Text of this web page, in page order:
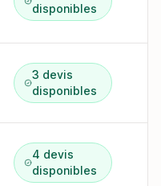
disponibles
3 devis
disponibles
4 devis
disponibles